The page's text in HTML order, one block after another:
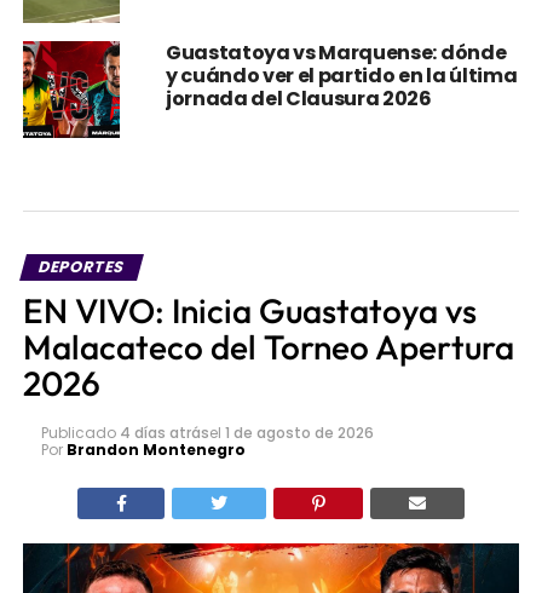
Guastatoya vs Marquense: dónde
y cuándo ver el partido en la última
jornada del Clausura 2026
DEPORTES
EN VIVO: Inicia Guastatoya vs
Malacateco del Torneo Apertura
2026
Publicado 4 días atrásel 1 de agosto de 2026
Por Brandon Montenegro